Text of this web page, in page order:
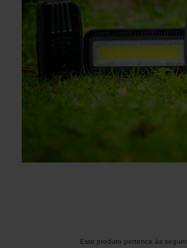
Este produto pertence às